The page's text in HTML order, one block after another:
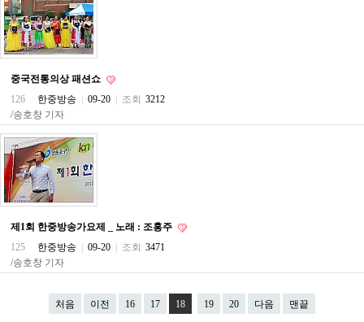
출
장
파
란
우
즐
성
무
료
만
미
프
중국전통의상 패션쇼
126
한중방송 09-20 조회 3212
/송호창 기자
제1회 한중방송가요제 _ 노래 : 조홍주
125
한중방송 09-20 조회 3471
/송호창 기자
처음 이전 16 17 18 19 20 다음 맨끝